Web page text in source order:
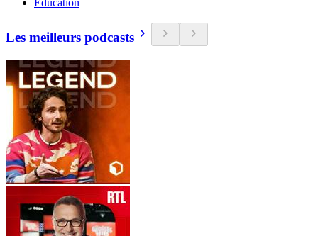
Education
Les meilleurs podcasts